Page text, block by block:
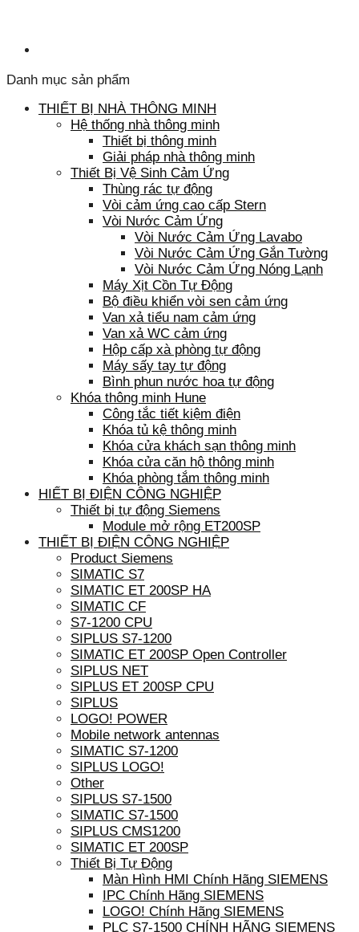
Danh mục sản phẩm
THIẾT BỊ NHÀ THÔNG MINH
Hệ thống nhà thông minh
Thiết bị thông minh
Giải pháp nhà thông minh
Thiết Bị Vệ Sinh Cảm Ứng
Thùng rác tự động
Vòi cảm ứng cao cấp Stern
Vòi Nước Cảm Ứng
Vòi Nước Cảm Ứng Lavabo
Vòi Nước Cảm Ứng Gắn Tường
Vòi Nước Cảm Ứng Nóng Lạnh
Máy Xịt Cồn Tự Động
Bộ điều khiển vòi sen cảm ứng
Van xả tiểu nam cảm ứng
Van xả WC cảm ứng
Hộp cấp xà phòng tự động
Máy sấy tay tự động
Bình phun nước hoa tự động
Khóa thông minh Hune
Công tắc tiết kiệm điện
Khóa tủ kệ thông minh
Khóa cửa khách sạn thông minh
Khóa cửa căn hộ thông minh
Khóa phòng tắm thông minh
HIẾT BỊ ĐIỆN CÔNG NGHIỆP
Thiết bị tự động Siemens
Module mở rộng ET200SP
THIẾT BỊ ĐIỆN CÔNG NGHIỆP
Product Siemens
SIMATIC S7
SIMATIC ET 200SP HA
SIMATIC CF
S7-1200 CPU
SIPLUS S7-1200
SIMATIC ET 200SP Open Controller
SIPLUS NET
SIPLUS ET 200SP CPU
SIPLUS
LOGO! POWER
Mobile network antennas
SIMATIC S7-1200
SIPLUS LOGO!
Other
SIPLUS S7-1500
SIMATIC S7-1500
SIPLUS CMS1200
SIMATIC ET 200SP
Thiết Bị Tự Động
Màn Hình HMI Chính Hãng SIEMENS
IPC Chính Hãng SIEMENS
LOGO! Chính Hãng SIEMENS
PLC S7-1500 CHÍNH HÃNG SIEMENS